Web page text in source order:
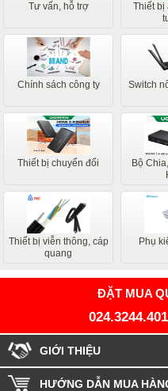
Tư vấn, hỗ trợ
Thiết bị
Chính sách công ty Switch
Thiết bị chuyển đổi
Bộ
Thiết bị viễn thông, cáp
quang
Phụ
ĐẶT MUA
GIỚI THIỆU
HƯỚNG DẪN MUA